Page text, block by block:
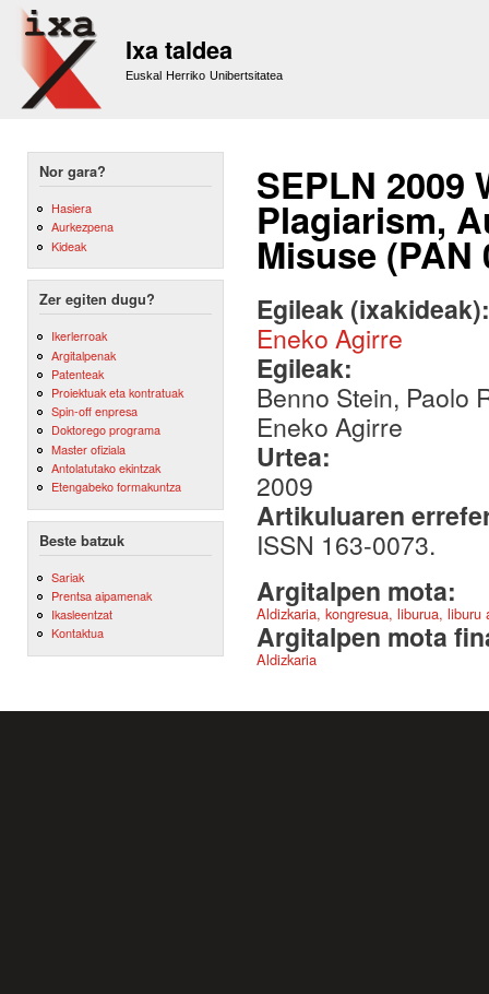
Ixa taldea
Euskal Herriko Unibertsitatea
Nor gara?
Hasiera
Aurkezpena
Kideak
Zer egiten dugu?
Ikerlerroak
Argitalpenak
Patenteak
Proiektuak eta kontratuak
Spin-off enpresa
Doktorego programa
Master ofiziala
Antolatutako ekintzak
Etengabeko formakuntza
Beste batzuk
Sariak
Prentsa aipamenak
Ikasleentzat
Kontaktua
SEPLN
Plagiarism,
Misuse (PAN
Egileak
Eneko Agirre
Egileak:
Benno Stein, Paolo
Eneko Agirre
Urtea:
2009
Artikuluaren
ISSN 163-0073.
Argitalpen mota:
Aldizkaria, kongresua, liburua,
Argitalpen mota
Aldizkaria